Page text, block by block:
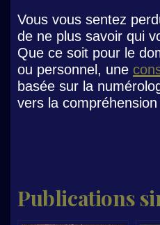
Vous vous sentez
de ne plus savoir qui
Que ce soit pour le
ou personnel, une
basée sur la
vers la compréhension
Publications